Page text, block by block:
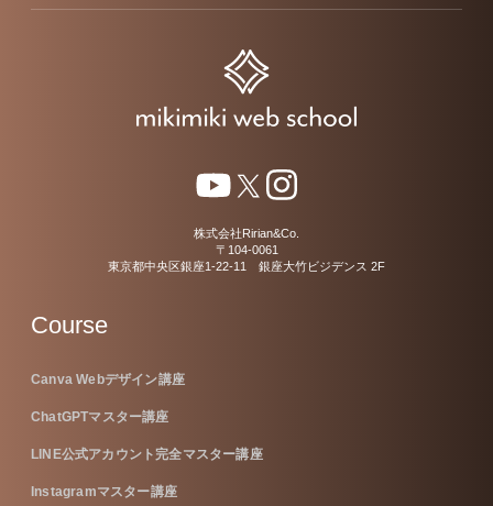
株式会社Ririan&Co.
〒104-0061
東京都中央区銀座1-22-11 銀座大竹ビジデンス 2F
Course
Canva Webデザイン講座
ChatGPTマスター講座
LINE公式アカウント完全マスター講座
Instagramマスター講座